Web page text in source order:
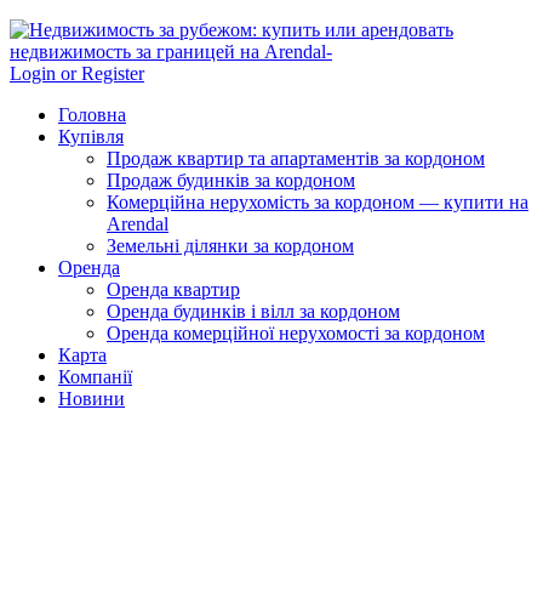
Login or Register
Головна
Купівля
Продаж квартир та апартаментів за кордоном
Продаж будинків за кордоном
Комерційна нерухомість за кордоном — купити на
Arendal
Земельні ділянки за кордоном
Оренда
Оренда квартир
Оренда будинків і вілл за кордоном
Оренда комерційної нерухомості за кордоном
Карта
Компанії
Новини